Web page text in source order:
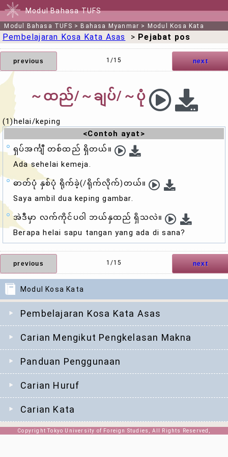
Modul Bahasa TUFS
Modul Bahasa TUFS > Bahasa Myanmar > Modul Kosa Kata
Modul Kosa Kata
Pembelajaran Kosa Kata Asas
Carian Mengikut Pengkelasan Makna
Panduan Penggunaan
Carian Huruf
Carian Kata
Pembelajaran Kosa Kata Asas > Pejabat pos
previous next
1/15
～ထည်/～ချပ်/～ပုံ
(1)helai/keping
<Contoh ayat>
ရှပ်အင်္ကျီ တစ်ထည် ရှိတယ်။
Ada sehelai kemeja.
ဓာတ်ပုံ နှစ်ပုံ ရိုက်ခဲ့(/ရိုက်လိုက်)တယ်။
Saya ambil dua keping gambar.
အဲဒီမှာ လက်ကိုင်ပဝါ ဘယ်နှထည် ရှိသလဲ။
Berapa helai sapu tangan yang ada di sana?
previous next
1/15
Copyright Tokyo University of Foreign Studies, All Rights Reserved,